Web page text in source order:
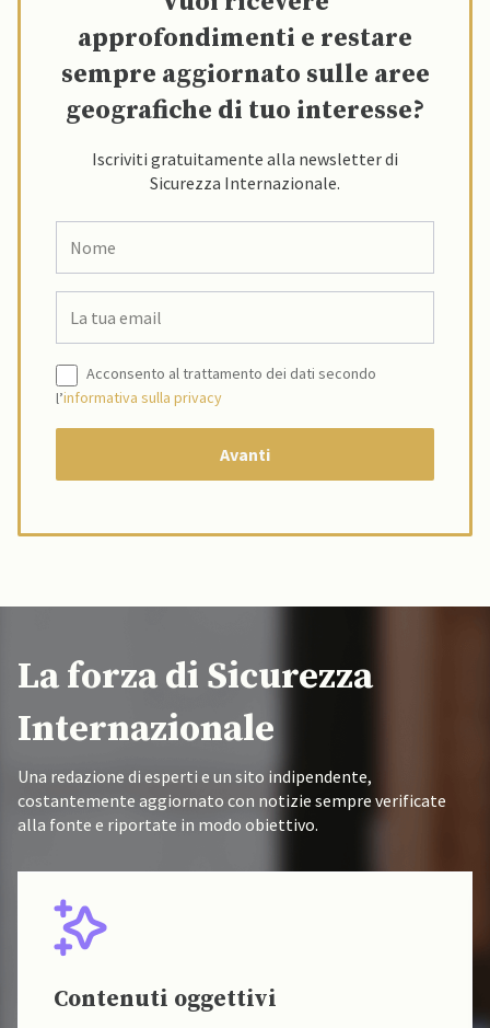
approfondimenti e restare
sempre aggiornato sulle aree
geografiche di tuo interesse?
Iscriviti gratuitamente alla newsletter di
Sicurezza Internazionale.
Acconsento al trattamento dei dati secondo
l’informativa sulla privacy
La forza di Sicurezza
Internazionale
Una redazione di esperti e un sito indipendente,
costantemente aggiornato con notizie sempre verificate
alla fonte e riportate in modo obiettivo.
Contenuti oggettivi